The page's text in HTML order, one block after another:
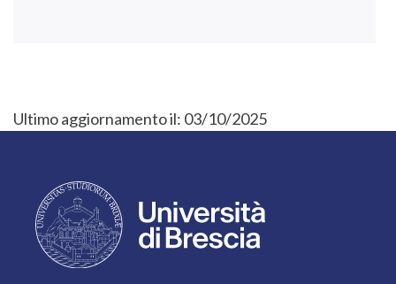
Ultimo aggiornamento il: 03/10/2025